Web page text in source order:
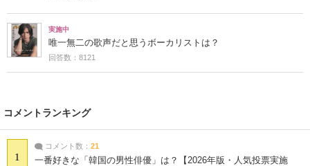
実施中
唯一無二の歌声だと思うボーカリストは？
回答数：8121
コメントランキング
1
コメント数： 21
一番好きな「韓国の男性俳優」は？【2026年版・人気投票実施